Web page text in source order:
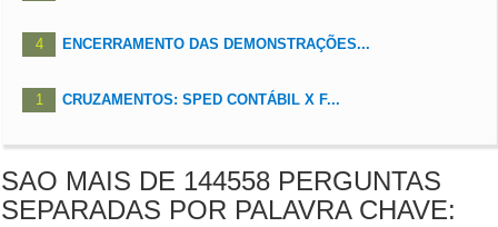
4 ENCERRAMENTO DAS DEMONSTRAÇÕES...
1 CRUZAMENTOS: SPED CONTÁBIL X F...
SAO MAIS DE 144558 PERGUNTAS
SEPARADAS POR PALAVRA CHAVE: